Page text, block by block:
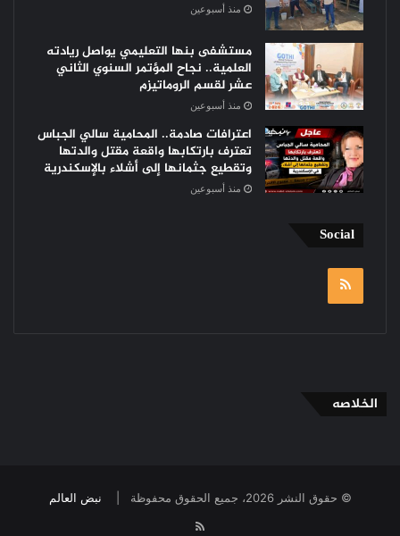
منذ أسبوعين
مستشفى بنها التعليمي يواصل ريادته
العلمية.. نجاح المؤتمر السنوي الثاني
عشر لقسم الروماتيزم
منذ أسبوعين
اعترافات صادمة.. المحامية سالي الجباس
تعترف بارتكابها واقعة مقتل والدتها
وتقطيع جثمانها إلى أشلاء بالإسكندرية
منذ أسبوعين
Social
RSS
الخلاصه
© حقوق النشر 2026، جميع الحقوق محفوظة |
نبض العالم
RSS